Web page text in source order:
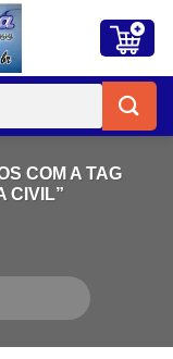
COM A TAG
CIVIL”